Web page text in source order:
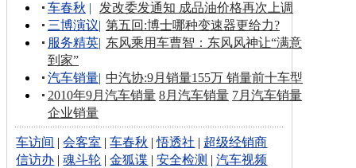
车春秋 |
发改委发通知 成品油价格再次上调
三博演议| 第五回:博士哪种变速器更给力?
服务精英| 东风乘用车曹智：东风风神让“满意
到家”
汽车销量| 中汽协:9月销量155万 销量前十车型
2010年9月汽车销量 8月汽车销量 7月汽车销量
企业销量
车访间 |会客室 |车春秋 |悟透社 | 超级经销商
信访办 |魂斗轮 |金狐谍 |安全检测 |汽车视频